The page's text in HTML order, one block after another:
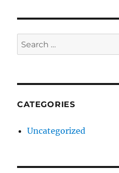
Search
for:
CATEGORIES
Uncategorized